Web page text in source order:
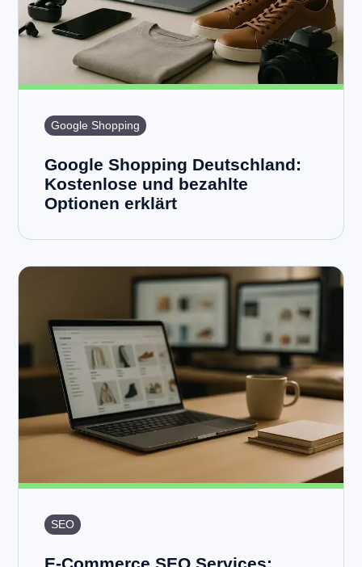
Google Shopping
Google Shopping Deutschland:
Kostenlose und bezahlte
Optionen erklärt
SEO